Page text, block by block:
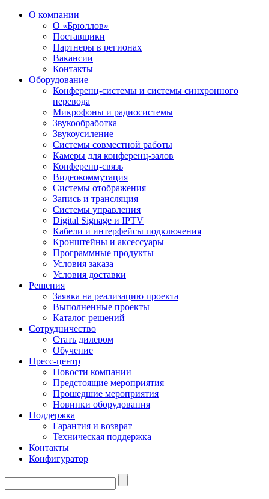
О компании
О «Брюллов»
Поставщики
Партнеры в регионах
Вакансии
Контакты
Оборудование
Конференц-системы и системы синхронного
перевода
Микрофоны и радиосистемы
Звукообработка
Звукоусиление
Системы совместной работы
Камеры для конференц-залов
Конференц-связь
Видеокоммутация
Системы отображения
Запись и трансляция
Системы управления
Digital Signage и IPTV
Кабели и интерфейсы подключения
Кронштейны и аксессуары
Программные продукты
Условия заказа
Условия доставки
Решения
Заявка на реализацию проекта
Выполненные проекты
Каталог решений
Сотрудничество
Стать дилером
Обучение
Пресс-центр
Новости компании
Предстоящие мероприятия
Прошедшие мероприятия
Новинки оборудования
Поддержка
Гарантия и возврат
Техническая поддержка
Контакты
Конфигуратор